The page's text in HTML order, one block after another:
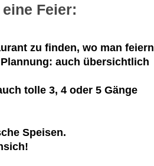
Feier:
zu finden, wo man feiern
auch übersichtlich
tolle 3, 4 oder 5 Gänge
Speisen.